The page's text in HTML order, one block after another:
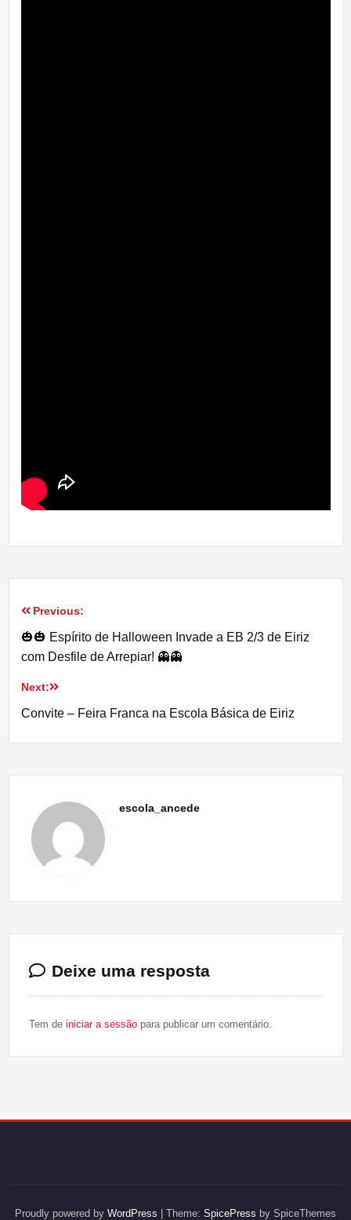
Navegação
de
artigos
Previous:
🎃🎃 Espírito de Halloween Invade a EB 2/3 de Eiriz
com Desfile de Arrepiar! 👻👻
Next:
Convite – Feira Franca na Escola Básica de Eiriz
escola_ancede
Deixe uma resposta
Tem de iniciar a sessãopara publicar um comentário.
Proudly powered by WordPress | Theme: SpicePress by SpiceThemes